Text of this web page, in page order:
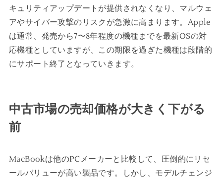
キュリティアップデートが提供されなくなり、マルウェ
アやサイバー攻撃のリスクが急激に高まります。Apple
は通常、発売から7〜8年程度の機種までを最新OSの対
応機種としていますが、この期限を過ぎた機種は段階的
にサポート終了となっていきます。
中古市場の売却価格が大きく下がる
前
MacBookは他のPCメーカーと比較して、圧倒的にリセ
ールバリューが高い製品です。しかし、モデルチェンジ